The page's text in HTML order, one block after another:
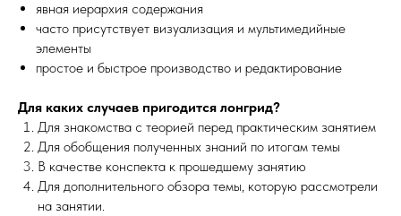
явная иерархия содержания
часто присутствует визуализация и мультимедийные
элементы
простое и быстрое производство и редактирование
Для каких случаев пригодится лонгрид?
Для знакомства с теорией перед практическим занятием
Для обобщения полученных знаний по итогам темы
В качестве конспекта к прошедшему занятию
Для дополнительного обзора темы, которую рассмотрели
на занятии.